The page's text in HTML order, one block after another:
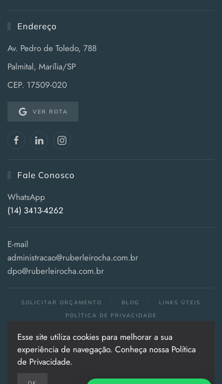
Endereço
Av. Pedro de Toledo, 788
Palmital, Marília/SP
CEP. 17509-020
VER ROTA
Fale Conosco
WhatsApp
(14) 3413-4262
E-mail
administracao@ruberleirocha.com.br
dpo@ruberleirocha.com.br
SOLICITAR ORÇAMENTO BLOG
LINKS ÚTEIS
POLÍTICA DE PRIVACIDADE
Todos os direitos reservados . 2024
Política de Privacidade
Esse site utiliza cookies para melhorar a sua
experiência de navegação. Conheça nossa Política
de Privacidade.